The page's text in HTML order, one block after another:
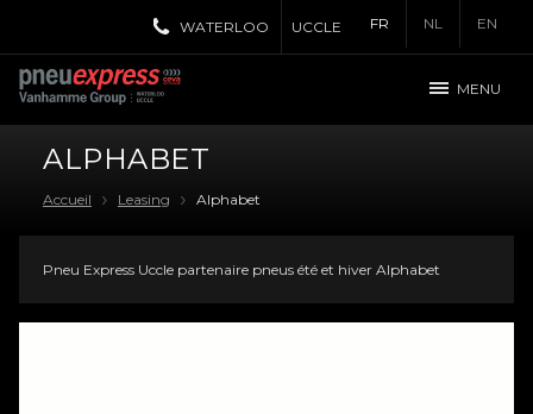
FR NL EN
WATERLOO UCCLE
MENU
ALPHABET
Accueil Leasing Alphabet
Pneu Express Uccle partenaire pneus été et hiver Alphabet